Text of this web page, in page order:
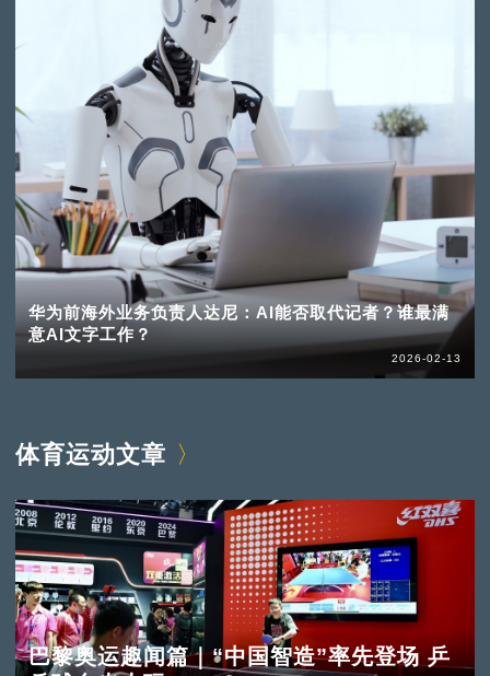
华为前海外业务负责人达尼：AI能否取代记者？谁最满
意AI文字工作？
2026-02-13
体育运动文章
巴黎奥运趣闻篇｜“中国智造”率先登场 乒